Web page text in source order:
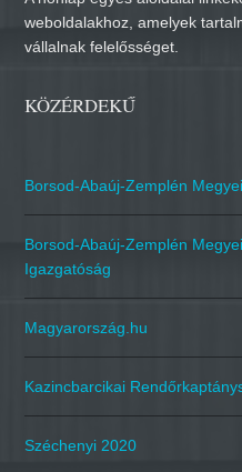
weboldalakhoz, amelyek
vállalnak felelősséget.
KÖZÉRDEKŰ
Borsod-Abaúj-Zemplén
Borsod-Abaúj-Zemplén
Igazgatóság
Magyarország.hu
Kazincbarcikai
Széchenyi 2020